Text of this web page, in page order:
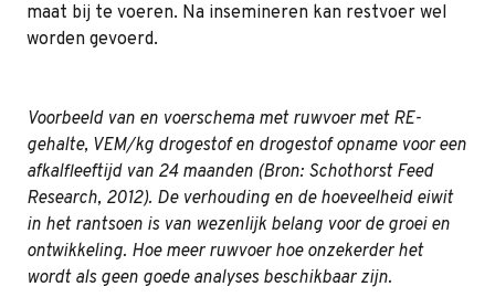
maat bij te voeren. Na insemineren kan restvoer wel
worden gevoerd.
Voorbeeld van en voerschema met ruwvoer met RE-
gehalte, VEM/kg drogestof en drogestof opname voor een
afkalfleeftijd van 24 maanden (Bron: Schothorst Feed
Research, 2012). De verhouding en de hoeveelheid eiwit
in het rantsoen is van wezenlijk belang voor de groei en
ontwikkeling. Hoe meer ruwvoer hoe onzekerder het
wordt als geen goede analyses beschikbaar zijn.